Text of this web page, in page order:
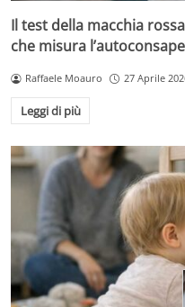
Il test della macchia
che misura
Raffaele Moauro 27 Aprile
Leggi di più